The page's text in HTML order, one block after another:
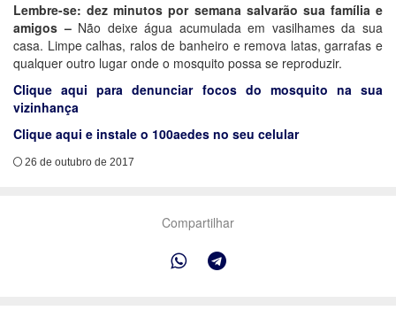
Lembre-se: dez minutos por semana salvarão sua família e
amigos –Não deixe água acumulada em vasilhames da sua
casa. Limpe calhas, ralos de banheiro e remova latas, garrafas e
qualquer outro lugar onde o mosquito possa se reproduzir.
Clique aqui para denunciar focos do mosquito na sua
vizinhança
Clique aqui e instale o 100aedes no seu celular
26 de outubro de 2017
Compartilhar